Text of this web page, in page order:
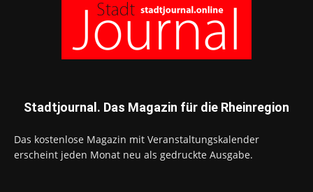
Stadtjournal. Das Magazin für die Rheinregion
Das kostenlose Magazin mit Veranstaltungskalender
erscheint jeden Monat neu als gedruckte Ausgabe.